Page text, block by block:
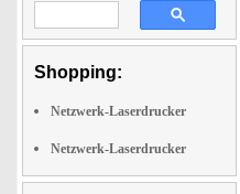
Shopping:
Netzwerk-Laserdrucker
Netzwerk-Laserdrucker